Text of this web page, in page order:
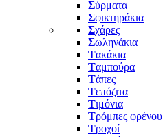
Σύρματα
Σφικτηράκια
Σχάρες
Σωληνάκια
Τακάκια
Ταμπούρα
Τάπες
Τεπόζιτα
Τιμόνια
Τρόμπες φρένου
Τροχοί